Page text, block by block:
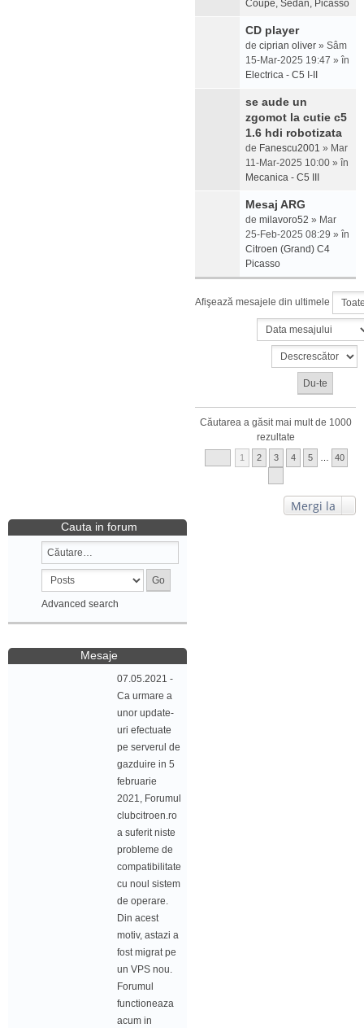
Coupe, Sedan, Picasso
CD player
de ciprian oliver » Sâm
15-Mar-2025 19:47 » în
Electrica - C5 I-II
se aude un
zgomot la cutie c5
1.6 hdi robotizata
de Fanescu2001 » Mar
11-Mar-2025 10:00 » în
Mecanica - C5 III
Mesaj ARG
de milavoro52 » Mar
25-Feb-2025 08:29 » în
Citroen (Grand) C4
Picasso
Afişează mesajele din ultimele
Căutarea a găsit mai mult de 1000
rezultate
1 2 3 4 5 40
Mergi la
Cauta in forum
Advanced search
Mesaje
07.05.2021 -
Ca urmare a
unor update-
uri efectuate
pe serverul de
gazduire in 5
februarie
2021, Forumul
clubcitroen.ro
a suferit niste
probleme de
compatibilitate
cu noul sistem
de operare.
Din acest
motiv, astazi a
fost migrat pe
un VPS nou.
Forumul
functioneaza
acum in